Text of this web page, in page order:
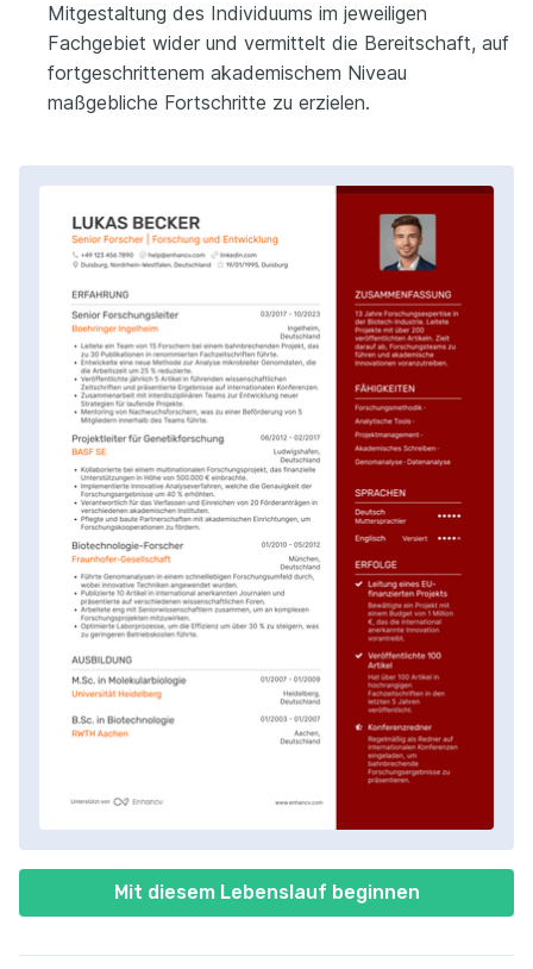
Mit diesem Lebenslauf beginnen
Mitgestaltung des Individuums im jeweiligen
Fachgebiet wider und vermittelt die Bereitschaft, auf
fortgeschrittenem akademischem Niveau
maßgebliche Fortschritte zu erzielen.